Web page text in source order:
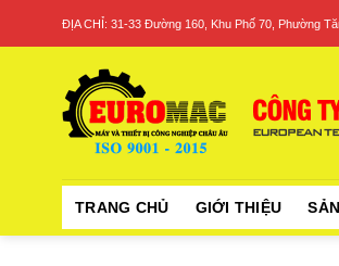
ĐỊA CHỈ: 31-33 Đường 160, Khu Phố 70, Phường
TRANG CHỦ GIỚI THIỆU